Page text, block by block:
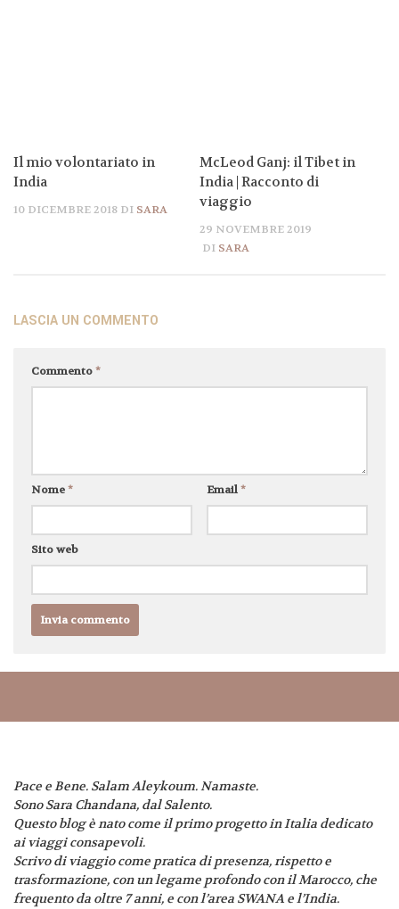
Il mio volontariato in
India
10 DICEMBRE 2018 DI SARA
McLeod Ganj: il Tibet in
India | Racconto di
viaggio
29 NOVEMBRE 2019
DI SARA
19 NOVEMBRE 2019
LASCIA UN COMMENTO
Commento*
Nome* Email*
Sito web
Pace e Bene. Salam Aleykoum. Namaste.
Sono Sara Chandana, dal Salento.
Questo blog è nato come il primo progetto in Italia dedicato
ai viaggi consapevoli.
Scrivo di viaggio come pratica di presenza, rispetto e
trasformazione, con un legame profondo con il Marocco, che
frequento da oltre 7 anni, e con l’area SWANA e l’India.